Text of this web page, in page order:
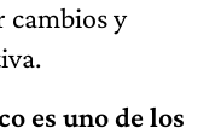
y
es uno de los